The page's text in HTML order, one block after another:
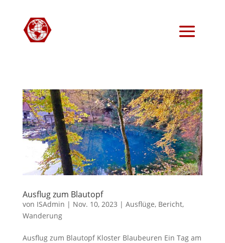
Ausflug zum Blautopf
von ISAdmin | Nov. 10, 2023 | Ausflüge, Bericht,
Wanderung
Ausflug zum Blautopf Kloster Blaubeuren Ein Tag am